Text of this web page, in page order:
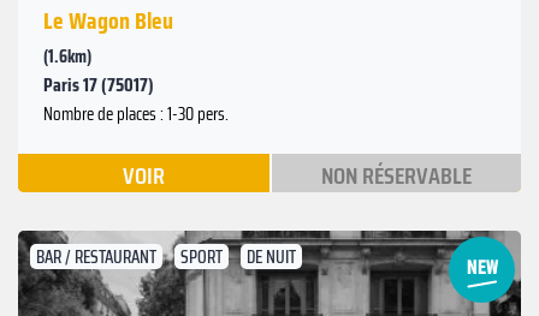
Le Wagon Bleu
(1.6km)
Paris 17 (75017)
Nombre de places : 1-30 pers.
VOIR NON RÉSERVABLE
BAR / RESTAURANT SPORT DE NUIT